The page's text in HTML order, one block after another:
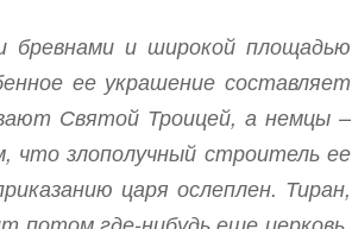
бревнами и широкой площадью
ее украшение составляет
Святой Троицей, а немцы –
что злополучный строитель ее
царя ослеплен. Тиран,